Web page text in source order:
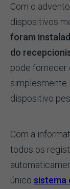
Com o
dispositivos
foram
do
pode fornecer
simplesmente
dispositivo
Com a
todos os
único sistema